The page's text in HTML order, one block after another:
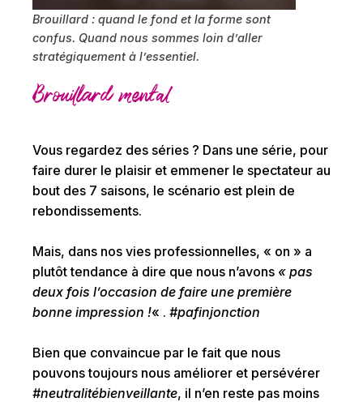
Brouillard : quand le fond et la forme sont
confus. Quand nous sommes loin d’aller
stratégiquement à l’essentiel.
Brouillard mental
Vous regardez des séries ? Dans une série, pour
faire durer le plaisir et emmener le spectateur au
bout des 7 saisons, le scénario est plein de
rebondissements.
Mais, dans nos vies professionnelles, « on » a
plutôt tendance à dire que nous n’avons « pas
deux fois l’occasion de faire une première
bonne impression !« . #pafinjonction
Bien que convaincue par le fait que nous
pouvons toujours nous améliorer et persévérer
#neutralitébienveillante, il n’en reste pas moins